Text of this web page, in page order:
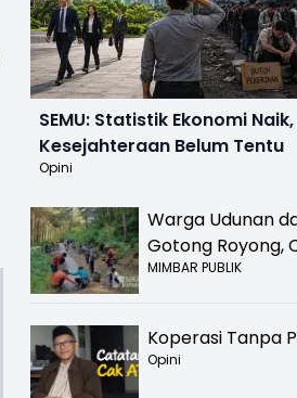
SEMU: Statistik Ekonomi Naik,
Kesejahteraan Belum Tentu
Opini
Warga Udunan
Gotong Royong,
Jalan Hancur di
MIMBAR PUBLIK
Koperasi Tanpa
Opini